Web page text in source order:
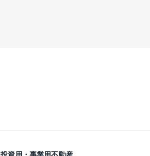
投資用・事業用不動産